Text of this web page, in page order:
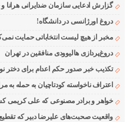
گزارش ادعایی سازمان ضدایرانی
دروغ اورژانسی در دانشگاه!
مخبر از هیچ لیست انتخاباتی حمایت
دروغ‌پردازی هالیوودی منافقین در تهران
تکذیب خبر صدور حکم اعدام برای دختر
اعتراف ناخواسته کودتاچیان به حمله به
خواهر و برادر مصنوعی که علی کریمی
واقعیت صحبت‌های علیرضا دبیر که